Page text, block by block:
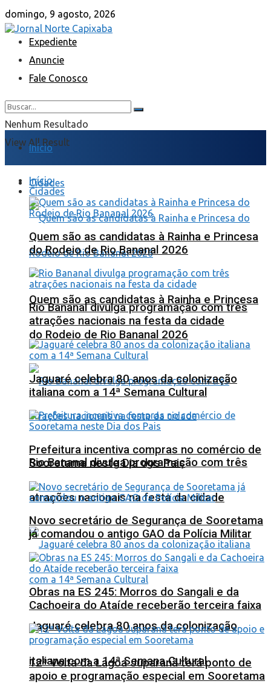
domingo, 9 agosto, 2026
Expediente
Anuncie
Fale Conosco
Nenhum Resultado
View All Result
Início
Cidades
Quem são as candidatas à Rainha e Princesa
do Rodeio de Rio Bananal 2026
Rio Bananal divulga programação com três
atrações nacionais na festa da cidade
Jaguaré celebra 80 anos da colonização
italiana com a 14ª Semana Cultural
Início
Cidades
Quem são as candidatas à Rainha e Princesa
do Rodeio de Rio Bananal 2026
Rio Bananal divulga programação com três
atrações nacionais na festa da cidade
Jaguaré celebra 80 anos da colonização
italiana com a 14ª Semana Cultural
Prefeitura incentiva compras no comércio de
Sooretama neste Dia dos Pais
Novo secretário de Segurança de Sooretama
já comandou o antigo GAO da Polícia Militar
Obras na ES 245: Morros do Sangali e da
Cachoeira do Ataíde receberão terceira faixa
12ª Volta da Lagoa Juparanã terá ponto de
apoio e programação especial em Sooretama